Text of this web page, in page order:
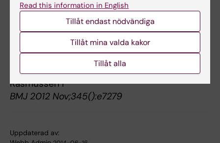
Publikation
Muscular strength in male adolescents and
premature death: cohort study of one million
participants.
Ortega F, Silventoinen K, Tynelius P,
Rasmussen F
BMJ 2012 Nov;345():e7279
Uppdaterad av:
Read this information in English
Tillåt endast nödvändiga
Tillåt mina valda kakor
Tillåt alla